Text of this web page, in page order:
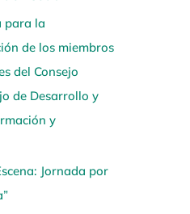
para la
de los miembros
del Consejo
de Desarrollo y
y
Jornada por